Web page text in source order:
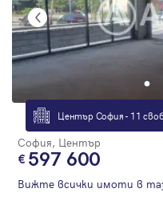
Център София - 11
София, Център
597 600
Вижте всички имоти в